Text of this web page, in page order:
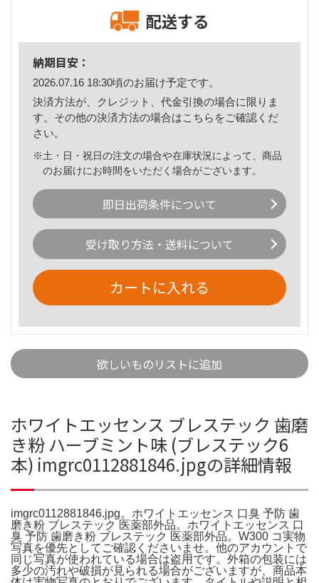
配送する
納期目安：
2026.07.16 18:30頃のお届け予定です。
決済方法が、クレジット、代金引換の場合に限りま
す。その他の決済方法の場合はこちら をご確認くだ
さい。
※土・日・祝日の注文の場合や在庫状況によって、商品
のお届けにお時間をいただく場合がございます。
即日出荷条件について
受け取り方法・送料について
カートに入れる
欲しいものリストに追加
ホワイトエッセンス ブレステック 歯磨
き粉 ハーブミント味 (ブレステック6
本) imgrc0112881846.jpgの詳細情報
imgrc0112881846.jpg。ホワイトエッセンス 口臭 予防 歯
磨き粉 ブレステック 医薬部外品。ホワイトエッセンス 口
臭 予防 歯磨き粉 ブレステック 医薬部外品。W300 コ実物
写真を優先としてご確認くださいませ。他のアカウントで
同じ写真が使われている場合は盗用です。外箱の包装には
多少の汚れや破損が見られる場合がございますが、商品本